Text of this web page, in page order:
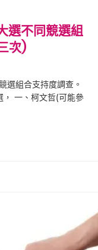
選不同競選組
次)
選組合支持度調查。
， 一、柯文哲(可能參